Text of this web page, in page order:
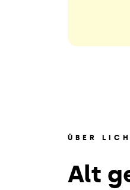
ÜBER
Alt